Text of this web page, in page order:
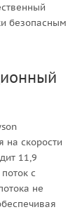
безопасным
скорости
11,9
с
не